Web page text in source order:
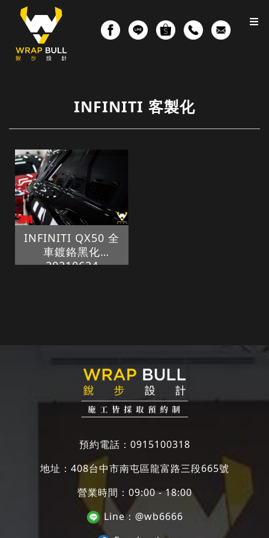
INFINITI 客製化
INFINITI QX50 全
車鍍鉻黑化
20210624
預約電話： 0915100318
地址： 408台中市南屯區龍富路三段665號
營業時間：09:00 - 18:00
Line： @wb6666